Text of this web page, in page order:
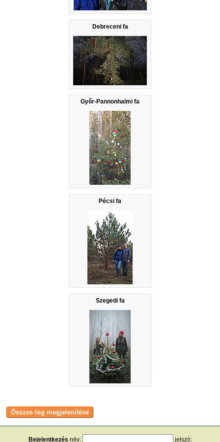
Debreceni fa
Győr-Pannonhalmi fa
Pécsi fa
Szegedi fa
Bejelentkezés név: jelszó: